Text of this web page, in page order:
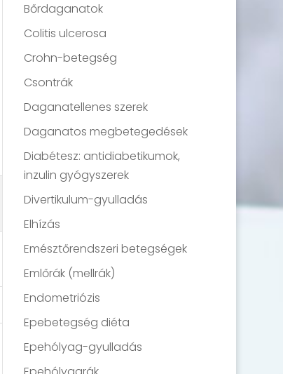
Bőrdaganatok
Colitis ulcerosa
Crohn-betegség
Csontrák
Daganatellenes szerek
Daganatos megbetegedések
Diabétesz: antidiabetikumok,
inzulin gyógyszerek
Divertikulum-gyulladás
Elhízás
Emésztőrendszeri betegségek
Emlőrák (mellrák)
Endometriózis
Epebetegség diéta
Epehólyag-gyulladás